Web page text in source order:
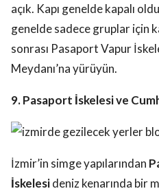
açık. Kapı genelde kapalı
genelde sadece gruplar için
sonrası Pasaport Vapur
Meydanı’na yürüyün.
9. Pasaport İskelesi ve
İzmir’in simge yapılarından
İskelesideniz kenarında bir